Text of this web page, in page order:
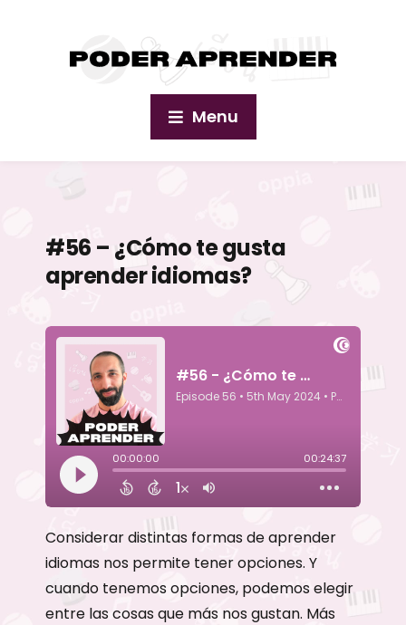
Menu
#56 – ¿Cómo te gusta
aprender idiomas?
Considerar distintas formas de aprender
idiomas nos permite tener opciones. Y
cuando tenemos opciones, podemos elegir
entre las cosas que más nos gustan. Más